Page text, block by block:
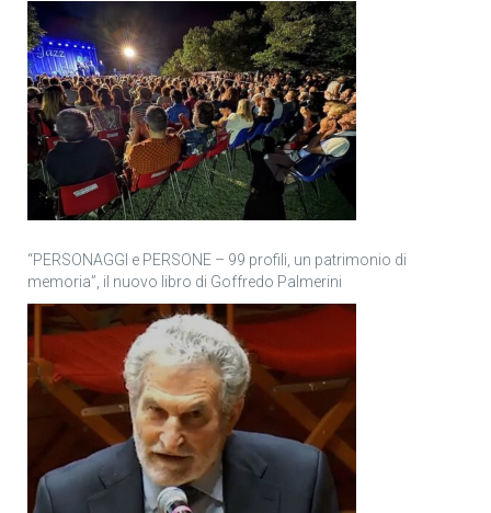
“PERSONAGGI e PERSONE – 99 profili, un patrimonio di
memoria”, il nuovo libro di Goffredo Palmerini